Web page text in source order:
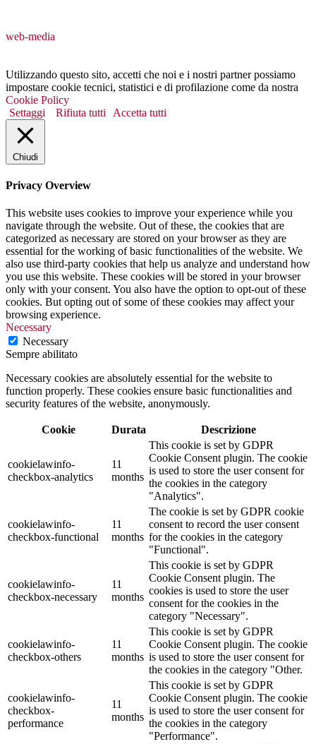
web-media
Utilizzando questo sito, accetti che noi e i nostri partner possiamo
impostare cookie tecnici, statistici e di profilazione come da nostra
Cookie Policy
Settaggi
Rifiuta tutti Accetta tutti
Chiudi
Privacy Overview
This website uses cookies to improve your experience while you
navigate through the website. Out of these, the cookies that are
categorized as necessary are stored on your browser as they are
essential for the working of basic functionalities of the website. We
also use third-party cookies that help us analyze and understand how
you use this website. These cookies will be stored in your browser
only with your consent. You also have the option to opt-out of these
cookies. But opting out of some of these cookies may affect your
browsing experience.
Necessary
Necessary
Sempre abilitato
Necessary cookies are absolutely essential for the website to
function properly. These cookies ensure basic functionalities and
security features of the website, anonymously.
Cookie Durata Descrizione
cookielawinfo-
checkbox-analytics
11
months
This cookie is set by GDPR
Cookie Consent plugin. The cookie
is used to store the user consent for
the cookies in the category
"Analytics".
cookielawinfo-
checkbox-functional
11
months
The cookie is set by GDPR cookie
consent to record the user consent
for the cookies in the category
"Functional".
cookielawinfo-
checkbox-necessary
11
months
This cookie is set by GDPR
Cookie Consent plugin. The
cookies is used to store the user
consent for the cookies in the
category "Necessary".
cookielawinfo-
checkbox-others
11
months
This cookie is set by GDPR
Cookie Consent plugin. The cookie
is used to store the user consent for
the cookies in the category "Other.
cookielawinfo-
checkbox-
performance
11
months
This cookie is set by GDPR
Cookie Consent plugin. The cookie
is used to store the user consent for
the cookies in the category
"Performance".